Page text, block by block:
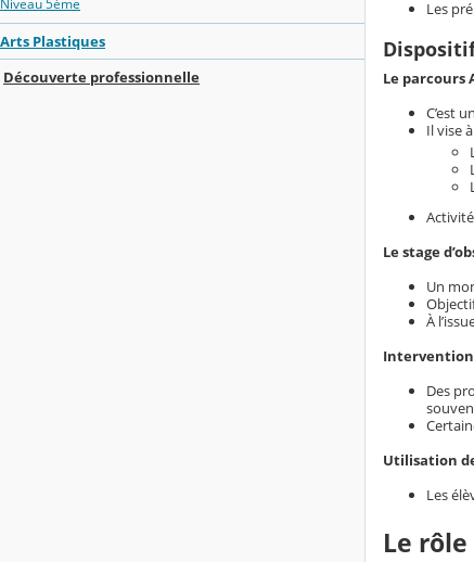
Arts Plastiques
Découverte professionnelle
Les
Le parcours
C’est
Il vise
Le stage
Un
À
Des
Utilisation
Les
Le rôle